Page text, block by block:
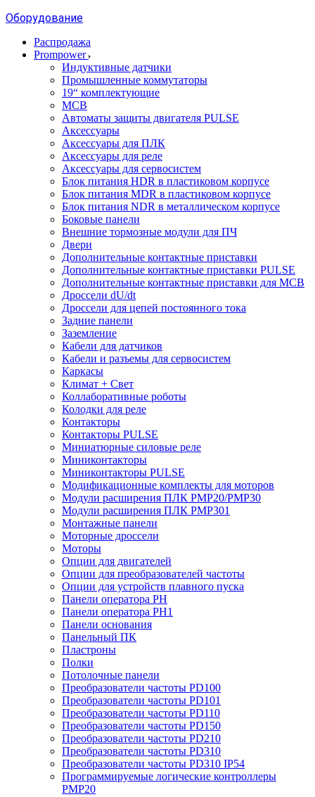
Оборудование
Распродажа
Prompower
Индуктивные датчики
Промышленные коммутаторы
19“ комплектующие
MCB
Автоматы защиты двигателя PULSE
Аксессуары
Аксессуары для ПЛК
Аксессуары для реле
Аксессуары для сервосистем
Блок питания HDR в пластиковом корпусе
Блок питания MDR в пластиковом корпусе
Блок питания NDR в металлическом корпусе
Боковые панели
Внешние тормозные модули для ПЧ
Двери
Дополнительные контактные приставки
Дополнительные контактные приставки PULSE
Дополнительные контактные приставки для MCB
Дроссели dU/dt
Дроссели для цепей постоянного тока
Задние панели
Заземление
Кабели для датчиков
Кабели и разъемы для сервосистем
Каркасы
Климат + Свет
Коллаборативные роботы
Колодки для реле
Контакторы
Контакторы PULSE
Миниатюрные силовые реле
Миниконтакторы
Миниконтакторы PULSE
Модификационные комплекты для моторов
Модули расширения ПЛК PMP20/PMP30
Модули расширения ПЛК PMP301
Монтажные панели
Моторные дроссели
Моторы
Опции для двигателей
Опции для преобразователей частоты
Опции для устройств плавного пуска
Панели оператора PH
Панели оператора PH1
Панели основания
Панельный ПК
Пластроны
Полки
Потолочные панели
Преобразователи частоты PD100
Преобразователи частоты PD101
Преобразователи частоты PD110
Преобразователи частоты PD150
Преобразователи частоты PD210
Преобразователи частоты PD310
Преобразователи частоты PD310 IP54
Программируемые логические контроллеры
PMP20